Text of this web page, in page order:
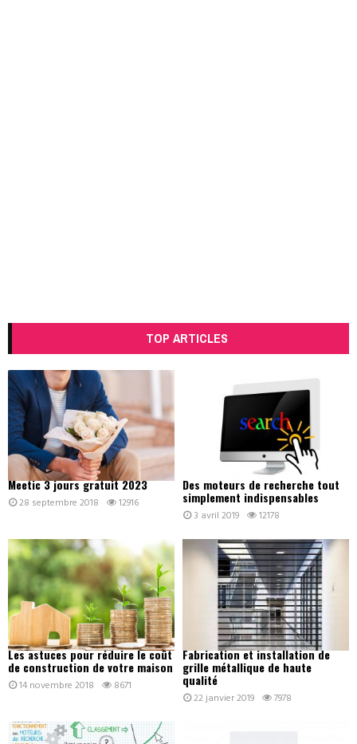
TOP ARTICLES
Meetic 3 jours gratuit 2023
28 septembre 2018 12916
Des moteurs de recherche tout
simplement indispensables
3 avril 2019 12178
Les astuces pour réduire le coût
de construction de votre maison
14 novembre 2018 8671
Fabrication et installation de
grille métallique de haute
qualité
22 janvier 2019 7978